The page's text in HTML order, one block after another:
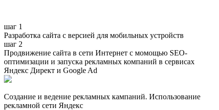
шаг 1
Разработка сайта с версией для мобильных устройств
шаг 2
Продвижение сайта в сети Интернет с момощью SEO-
оптимизации и запуска рекламных компаний в сервисах
Яндекс Директ и Google Ad
Создание и ведение рекламных кампаний. Использование
рекламной сети Яндекс